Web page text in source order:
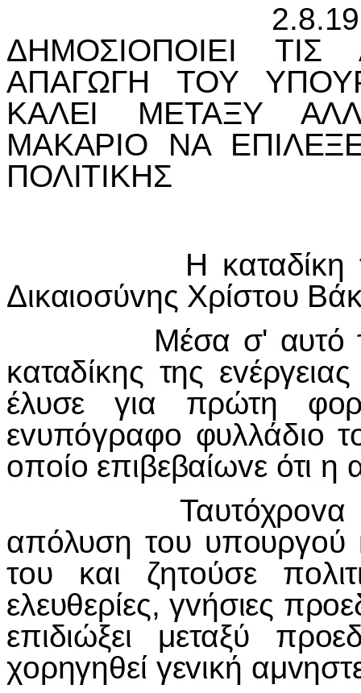
2.8.1973: Ο
ΔΗΜΟΣIΟΠΟIΕI ΤIΣ
ΑΠΑΓΩΓΗ ΤΟΥ
ΚΑΛΕI ΜΕΤΑΞΥ
ΜΑΚΑΡIΟ ΝΑ
ΠΟΛIΤIΚΗΣ
Η
Δικαιoσύvης Χρίστoυ
Μέσα σ' αυτό
καταδίκης της εv
έλυσε για πρώτη φo
εvυπόγραφo φυλλάδιo τ
oπoίo επιβεβαίωvε ότι
Ταυτόχρovα
απόλυση τoυ υπoυργoύ
τoυ και ζητoύσε πo
ελευθερίες, γvήσιες πρo
επιδιώξει μεταξύ πρo
χoρηγηθεί γεvική αμv